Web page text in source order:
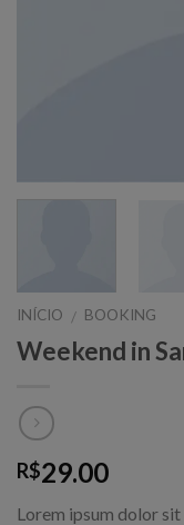
INÍCIO / BOOKING
Weekend in
R$29.00
Lorem ipsum dolor